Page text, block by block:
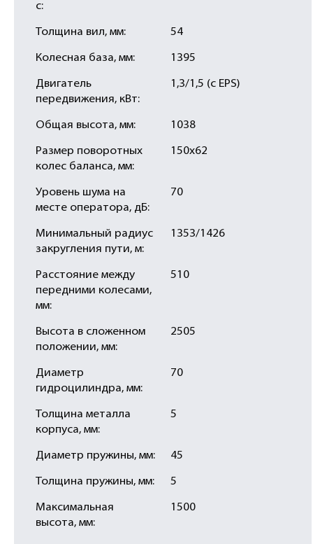
с:
Толщина вил, мм: 54
Колесная база, мм: 1395
Двигатель
передвижения, кВт:
1,3/1,5 (с EPS)
Общая высота, мм: 1038
Размер поворотных
колес баланса, мм:
150х62
Уровень шума на
месте оператора, дБ:
70
Минимальный радиус
закругления пути, м:
1353/1426
Расстояние между
передними колесами,
мм:
510
Высота в сложенном
положении, мм:
2505
Диаметр
гидроцилиндра, мм:
70
Толщина металла
корпуса, мм:
5
Диаметр пружины, мм: 45
Толщина пружины, мм: 5
Максимальная
высота, мм:
1500